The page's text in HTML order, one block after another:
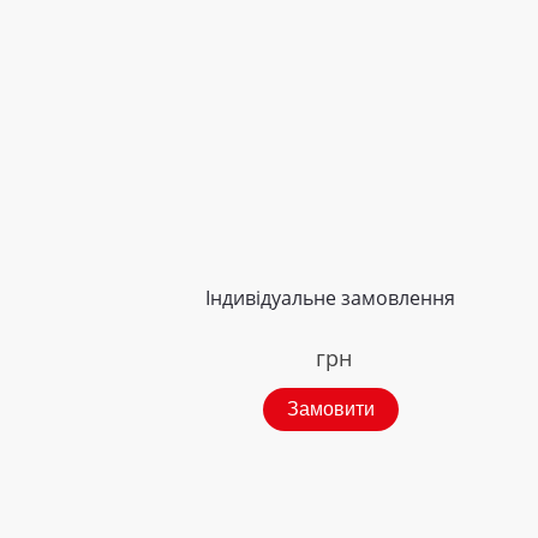
Індивідуальне замовлення
грн
Замовити